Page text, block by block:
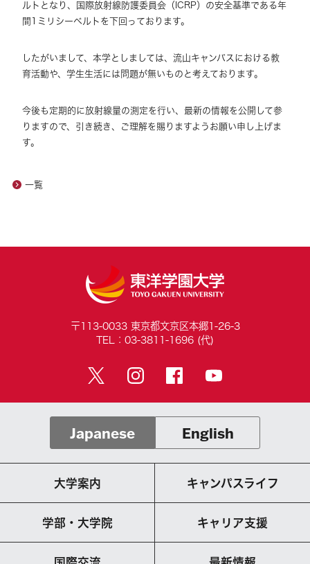
ルトとなり、国際放射線防護委員会（ICRP）の安全基準である年
間1ミリシーベルトを下回っております。
したがいまして、本学としましては、流山キャンパスにおける教
育活動や、学生生活には問題が無いものと考えております。
今後も定期的に放射線量の測定を行い、最新の情報を公開して参
りますので、引き続き、ご理解を賜りますようお願い申し上げま
す。
一覧
〒113-0033 東京都文京区本郷1-26-3
TEL：03-3811-1696 (代)
Japanese English
大学案内 キャンパスライフ
学部・大学院 キャリア支援